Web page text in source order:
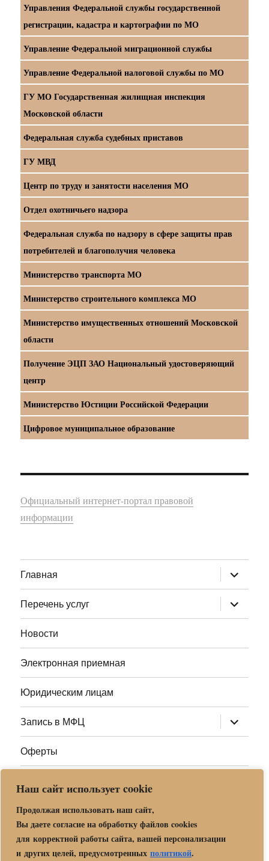
Наш сайт использует cookie
Продолжая использовать наш сайт,
Вы даете согласие на обработку файлов cookies
для корректной работы сайта, вашей персонализации
и других целей, предусмотренных политикой.
Управления Федеральной службы государственной
регистрации, кадастра и картографии по МО
Управление Федеральной миграционной службы
Управление Федеральной налоговой службы по МО
ГУ МО Государственная жилищная инспекция
Московской области
Федеральная служба судебных приставов
ГУ МВД
Центр по труду и занятости населения МО
Отдел охотничьего надзора
Федеральная служба по надзору в сфере защиты прав
потребителей и благополучия человека
Министерство транспорта МО
Министерство строительного комплекса МО
Министерство имущественных отношений Московской
области
Получение ЭЦП ЗАО Национальный удостоверяющий
центр
Министерство Юстиции Российской Федерации
Цифровое муниципальное образование
Официальный интернет-портал правовой
информации
Главная раскрыть
дочернее
меню
Перечень услуг
раскрыть
дочернее
меню
Новости
Электронная приемная
Юридическим лицам
Запись в МФЦ раскрыть
дочернее
меню
Оферты
Адреса МФЦ МО